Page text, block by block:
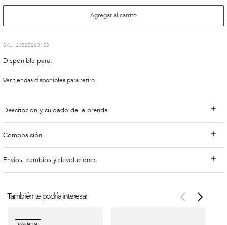
Agregar al carrito
:2052S260158
Disponible para:
Ver tiendas disponibles para retiro
Descripción y cuidado de la prenda
Composición
Envíos, cambios y devoluciones
También te podría interesar